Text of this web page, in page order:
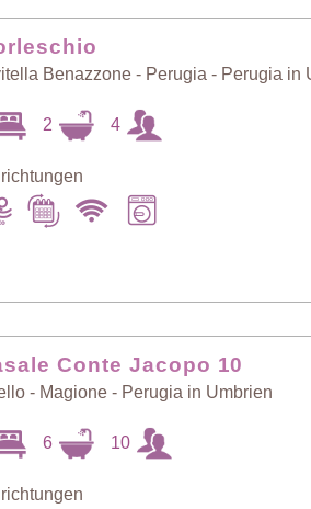
hoch
niedrig
Benazzone - Perugia - Perugia in
2 4
Conte Jacopo 10
- Magione - Perugia in Umbrien
6 10